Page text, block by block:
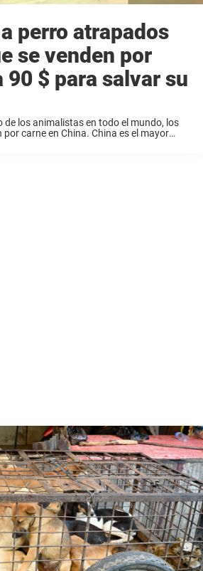
perro atrapados
se venden por
90 $ para salvar su
de los animalistas en todo el mundo, los
carne en China. China es el mayor